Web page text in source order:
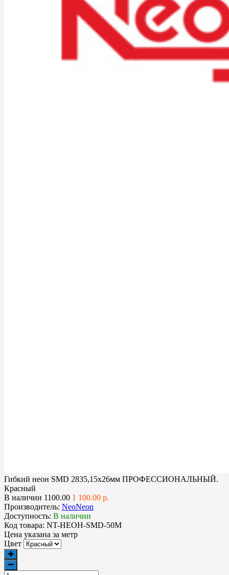
Гибкий неон SMD 2835,15х26мм ПРОФЕССИОНАЛЬНЫЙ.
Красный
В наличии 1100.00 1 100.00 р.
Производитель: NeoNeon
Доступность: В наличии
Код товара: NT-НЕОН-SMD-50М
Цена указана за метр
Цвет